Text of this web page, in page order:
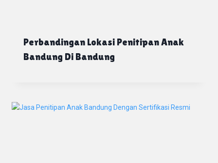
Perbandingan Lokasi Penitipan Anak
Bandung Di Bandung